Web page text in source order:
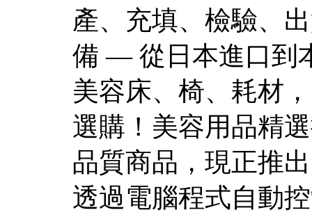
產、充填、檢驗、
備 — 從日本進口到
美容床、椅、耗材
選購！美容用品精
品質商品，現正推
透過電腦程式自動